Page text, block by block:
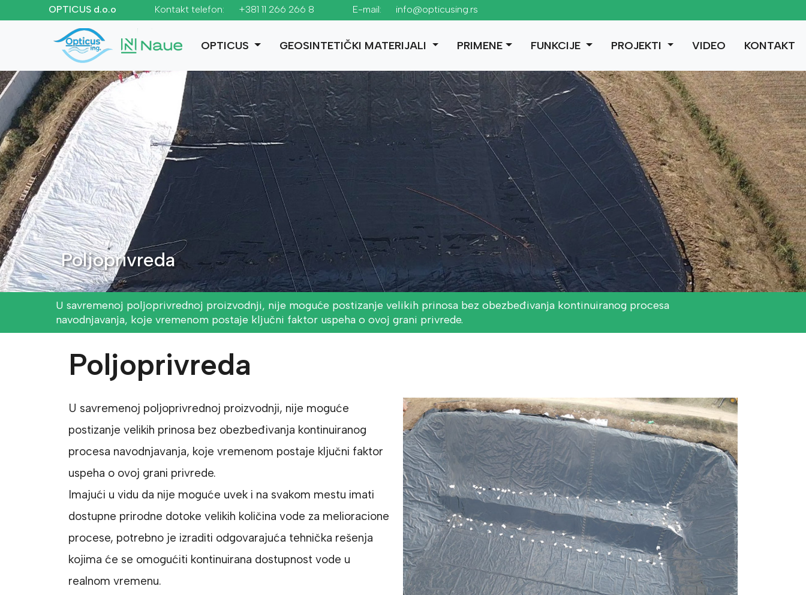
OPTICUS d.o.o Kontakt telefon: +381 11 266 266 8 E-mail: info@opticusing.rs
OPTICUS GEOSINTETIČKI MATERIJALI PRIMENE FUNKCIJE PROJEKTI VIDEO KONTAKT
Poljoprivreda
U savremenoj poljoprivrednoj proizvodnji, nije moguće postizanje velikih prinosa bez obezbeđivanja kontinuiranog procesa
navodnjavanja, koje vremenom postaje ključni faktor uspeha o ovoj grani privrede.
Poljoprivreda
U savremenoj poljoprivrednoj proizvodnji, nije moguće
postizanje velikih prinosa bez obezbeđivanja kontinuiranog
procesa navodnjavanja, koje vremenom postaje ključni faktor
uspeha o ovoj grani privrede.
Imajući u vidu da nije moguće uvek i na svakom mestu imati
dostupne prirodne dotoke velikih količina vode za melioracione
procese, potrebno je izraditi odgovarajuća tehnička rešenja
kojima će se omogućiti kontinuirana dostupnost vode u
realnom vremenu.